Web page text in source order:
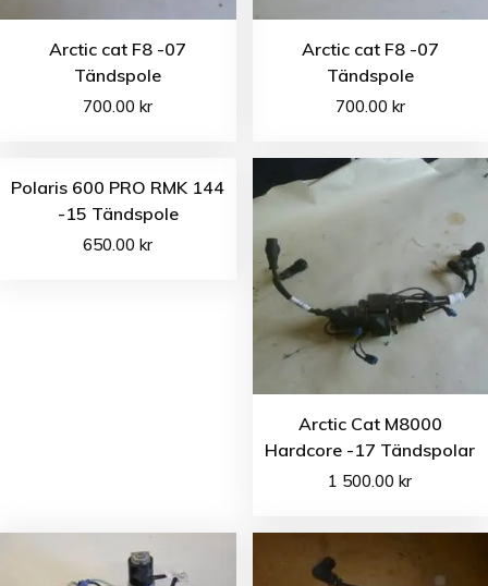
Arctic cat F8 -07
Tändspole
700.00kr
Arctic cat F8 -07
Tändspole
700.00 kr
Polaris 600 PRO RMK 144
-15 Tändspole
650.00kr
Arctic Cat M8000
Hardcore -17 Tändspolar
1 500.00kr